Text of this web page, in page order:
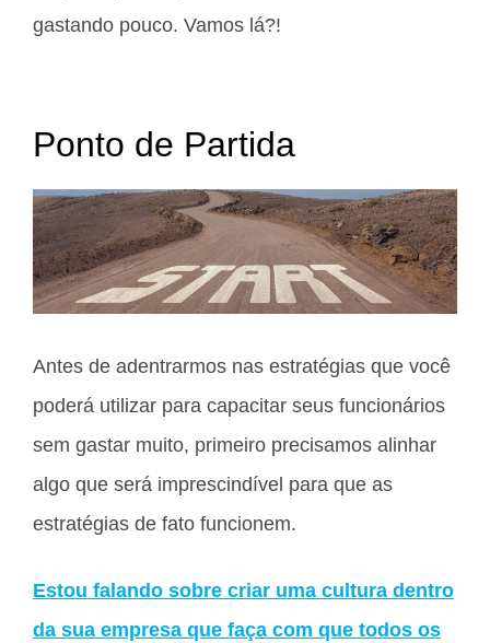
gastando pouco. Vamos lá?!
Ponto de Partida
Antes de adentrarmos nas estratégias que você
poderá utilizar para capacitar seus funcionários
sem gastar muito, primeiro precisamos alinhar
algo que será imprescindível para que as
estratégias de fato funcionem.
Estou falando sobre criar uma cultura dentro
da sua empresa que faça com que todos os